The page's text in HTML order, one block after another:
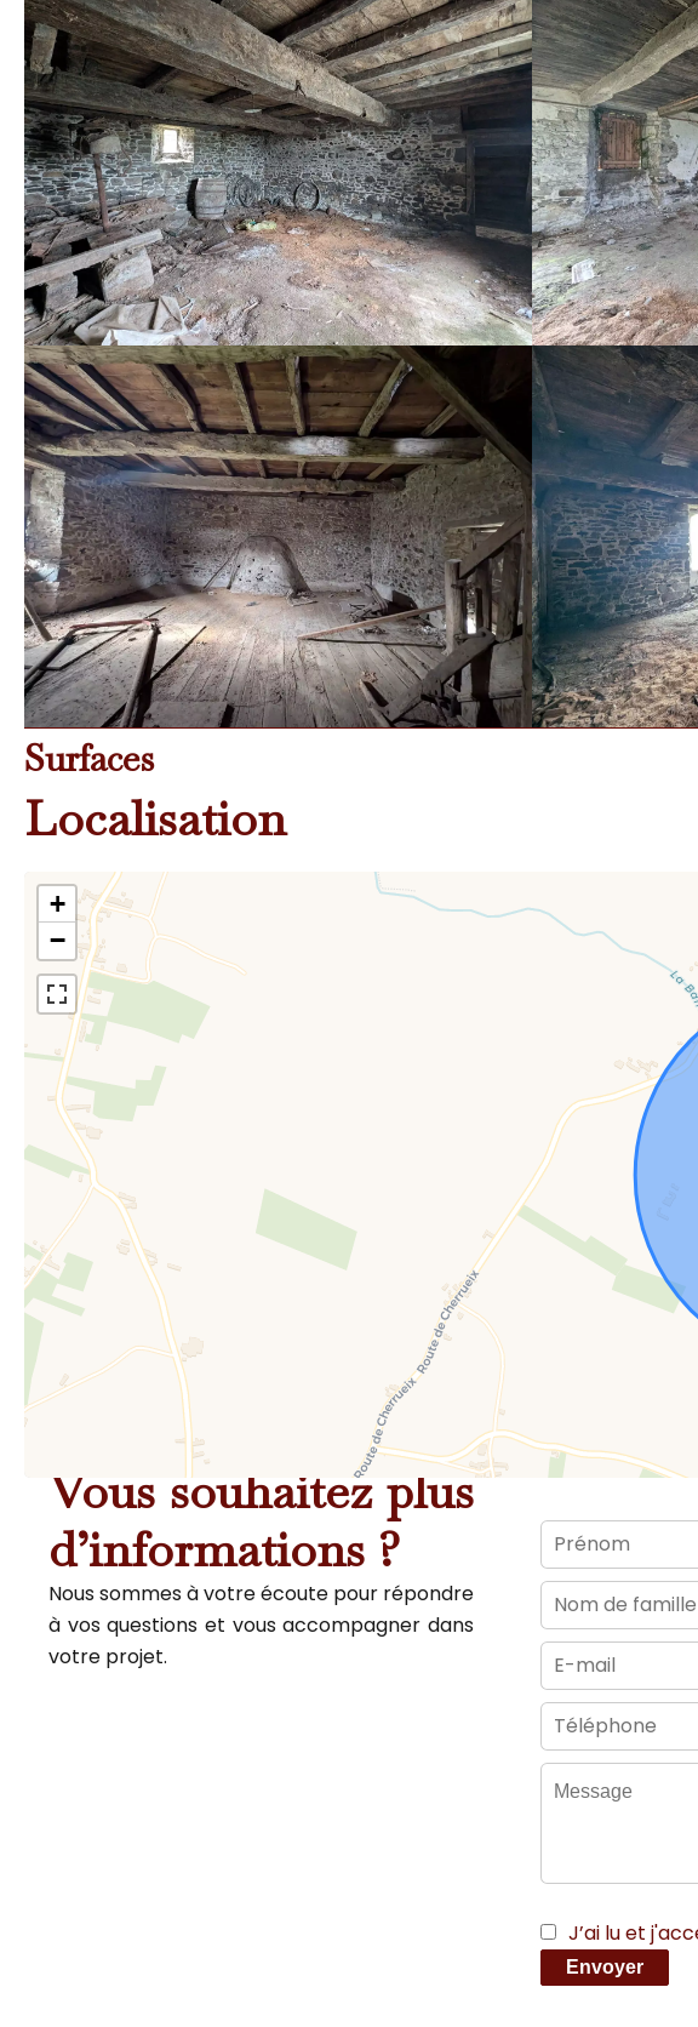
Surfaces
Localisation
+
−
Vous souhaitez plus
d’informations ?
Nous sommes à votre écoute pour répondre
à vos questions et vous accompagner dans
votre projet.
J’ai lu et
Envoyer